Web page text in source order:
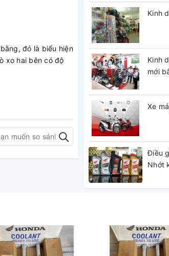
đó là biểu hiện
xo hai bên có độ
hành trên xe
vận hành trên
sửa chữa và thay
nhất.
Kinh
Kinh
mới
Xe
Điều
Nhớt